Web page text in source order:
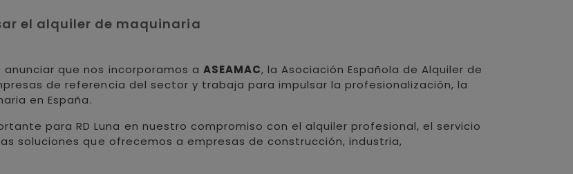
el alquiler de maquinaria
que nos incorporamos a ASEAMAC, la Asociación Española de Alquiler de
de referencia del sector y trabaja para impulsar la profesionalización, la
en España.
para RD Luna en nuestro compromiso con el alquiler profesional, el servicio
soluciones que ofrecemos a empresas de construcción, industria,